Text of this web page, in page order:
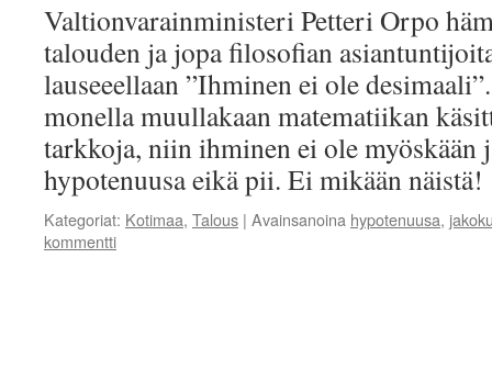
Valtionvarainministeri Petteri Orpo
talouden ja jopa filosofian
lauseeellaan ”Ihminen ei ole
monella muullakaan matematiikan
tarkkoja, niin ihminen ei ole myöskään
hypotenuusa eikä pii. Ei mikään
Kategoriat: Kotimaa, Talous | Avainsanoina hypotenuusa,
kommentti